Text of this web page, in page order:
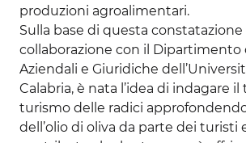
produzioni agroalimentari.
Sulla base di questa constatazione
collaborazione con il Dipartimento
Aziendali e Giuridiche
Calabria, è nata l’idea di indagare il
turismo delle radici
dell’olio di oliva da parte dei turisti